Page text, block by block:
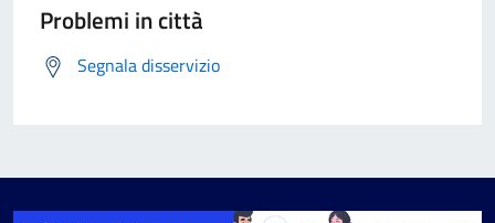
Problemi in città
Segnala disservizio